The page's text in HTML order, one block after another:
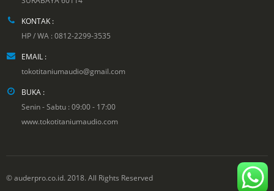
KONTAK :
HP / WA : 0812-2299-3535
EMAIL :
tokotitaniumaudio@gmail.com
BUKA :
Senin - Sabtu : 09:00 - 17:00
www.tokotitaniumaudio.com
© auderpro.co.id. 2018. All Rights Reserved